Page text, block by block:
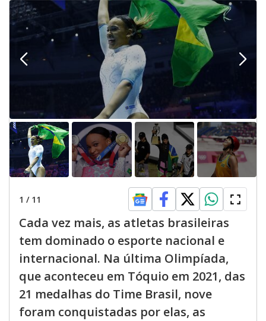
1 / 11
Cada vez mais, as atletas brasileiras
tem dominado o esporte nacional e
internacional. Na última Olimpíada,
que aconteceu em Tóquio em 2021, das
21 medalhas do Time Brasil, nove
foram conquistadas por elas, as